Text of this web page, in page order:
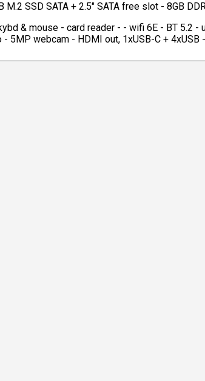
M.2 SSD SATA + 2.5" SATA free slot - 8GB
& mouse - card reader - - wifi 6E - BT 5.2
- 5MP webcam - HDMI out, 1xUSB-C +